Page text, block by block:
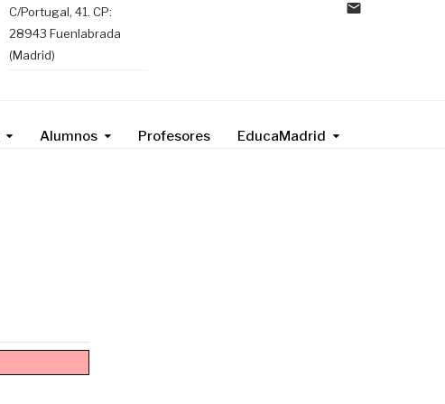
C/Portugal, 41. CP:
28943 Fuenlabrada
(Madrid)
Alumnos Profesores EducaMadrid